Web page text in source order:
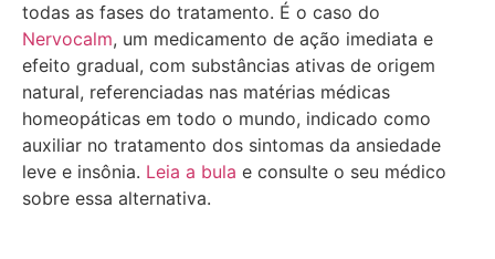
todas as fases do tratamento. É o caso do
Nervocalm, um medicamento de ação imediata e
efeito gradual, com substâncias ativas de origem
natural, referenciadas nas matérias médicas
homeopáticas em todo o mundo, indicado como
auxiliar no tratamento dos sintomas da ansiedade
leve e insônia. Leia a bula e consulte o seu médico
sobre essa alternativa.